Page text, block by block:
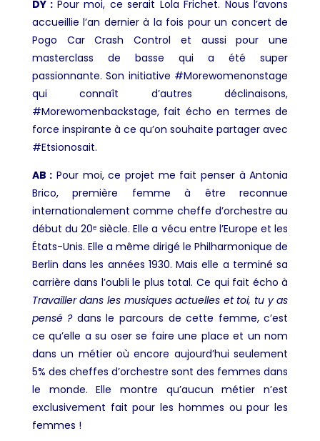
DY : Pour moi, ce serait Lola Frichet. Nous l’avons
accueillie l’an dernier à la fois pour un concert de
Pogo Car Crash Control et aussi pour une
masterclass de basse qui a été super
passionnante. Son initiative #Morewomenonstage
qui connaît d’autres déclinaisons,
#Morewomenbackstage, fait écho en termes de
force inspirante à ce qu’on souhaite partager avec
#Etsionosait.
AB : Pour moi, ce projet me fait penser à Antonia
Brico, première femme à être reconnue
internationalement comme cheffe d’orchestre au
début du 20ᵉ siècle. Elle a vécu entre l’Europe et les
États-Unis. Elle a même dirigé le Philharmonique de
Berlin dans les années 1930. Mais elle a terminé sa
carrière dans l’oubli le plus total. Ce qui fait écho à
Travailler dans les musiques actuelles et toi, tu y as
pensé ?dans le parcours de cette femme, c’est
ce qu’elle a su oser se faire une place et un nom
dans un métier où encore aujourd’hui seulement
5% des cheffes d’orchestre sont des femmes dans
le monde. Elle montre qu’aucun métier n’est
exclusivement fait pour les hommes ou pour les
femmes !